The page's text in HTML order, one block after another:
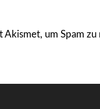
um Spam zu